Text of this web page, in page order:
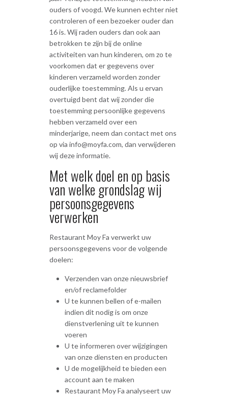
ouders of voogd. We kunnen echter niet
controleren of een bezoeker ouder dan
16 is. Wij raden ouders dan ook aan
betrokken te zijn bij de online
activiteiten van hun kinderen, om zo te
voorkomen dat er gegevens over
kinderen verzameld worden zonder
ouderlijke toestemming. Als u ervan
overtuigd bent dat wij zonder die
toestemming persoonlijke gegevens
hebben verzameld over een
minderjarige, neem dan contact met ons
op via info@moyfa.com, dan verwijderen
wij deze informatie.
Met welk doel en op basis
van welke grondslag wij
persoonsgegevens
verwerken
Restaurant Moy Fa verwerkt uw
persoonsgegevens voor de volgende
doelen:
Verzenden van onze nieuwsbrief
en/of reclamefolder
U te kunnen bellen of e-mailen
indien dit nodig is om onze
dienstverlening uit te kunnen
voeren
U te informeren over wijzigingen
van onze diensten en producten
U de mogelijkheid te bieden een
account aan te maken
Restaurant Moy Fa analyseert uw